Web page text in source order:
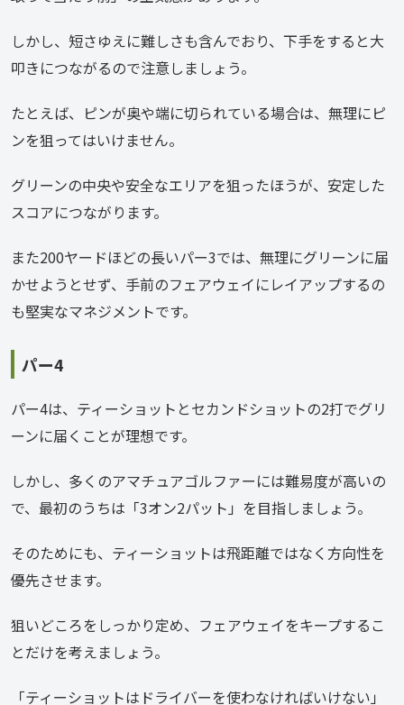
しかし、短さゆえに難しさも含んでおり、下手をすると大
叩きにつながるので注意しましょう。
たとえば、ピンが奥や端に切られている場合は、無理にピ
ンを狙ってはいけません。
グリーンの中央や安全なエリアを狙ったほうが、安定した
スコアにつながります。
また200ヤードほどの長いパー3では、無理にグリーンに届
かせようとせず、手前のフェアウェイにレイアップするの
も堅実なマネジメントです。
パー4
パー4は、ティーショットとセカンドショットの2打でグリ
ーンに届くことが理想です。
しかし、多くのアマチュアゴルファーには難易度が高いの
で、最初のうちは「3オン2パット」を目指しましょう。
そのためにも、ティーショットは飛距離ではなく方向性を
優先させます。
狙いどころをしっかり定め、フェアウェイをキープするこ
とだけを考えましょう。
「ティーショットはドライバーを使わなければいけない」